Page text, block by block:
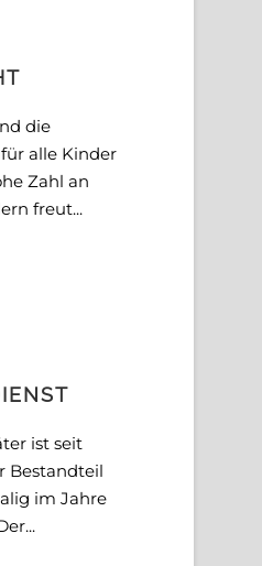
die
alle Kinder
Zahl an
freut...
ist seit
Bestandteil
im Jahre